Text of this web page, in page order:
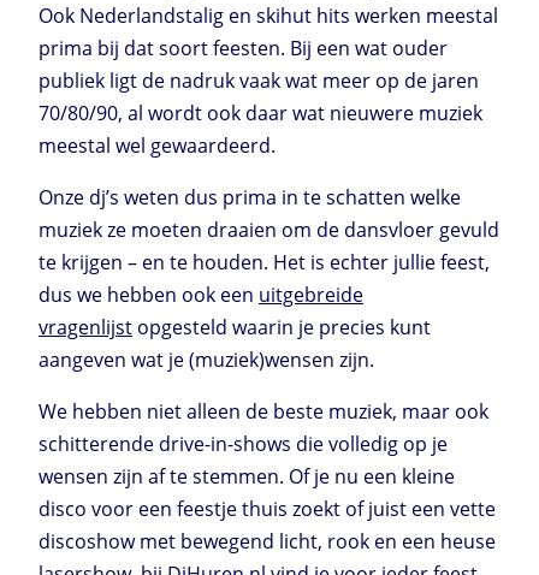
Ook Nederlandstalig en skihut hits werken meestal
prima bij dat soort feesten. Bij een wat ouder
publiek ligt de nadruk vaak wat meer op de jaren
70/80/90, al wordt ook daar wat nieuwere muziek
meestal wel gewaardeerd.
Onze dj’s weten dus prima in te schatten welke
muziek ze moeten draaien om de dansvloer gevuld
te krijgen – en te houden. Het is echter jullie feest,
dus we hebben ook een uitgebreide
vragenlijst opgesteld waarin je precies kunt
aangeven wat je (muziek)wensen zijn.
We hebben niet alleen de beste muziek, maar ook
schitterende drive-in-shows die volledig op je
wensen zijn af te stemmen. Of je nu een kleine
disco voor een feestje thuis zoekt of juist een vette
discoshow met bewegend licht, rook en een heuse